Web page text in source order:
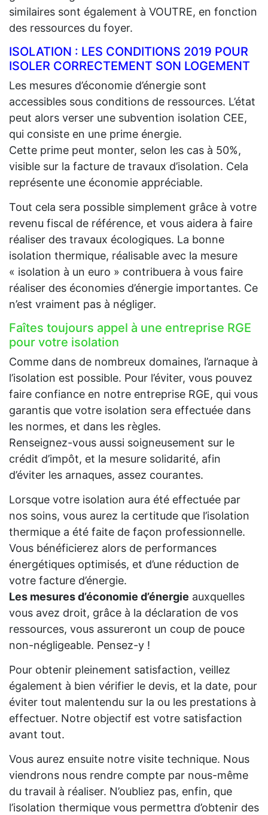
similaires sont également à VOUTRE, en fonction
des ressources du foyer.
ISOLATION : LES CONDITIONS 2019 POUR
ISOLER CORRECTEMENT SON LOGEMENT
Les mesures d’économie d’énergie sont
accessibles sous conditions de ressources. L’état
peut alors verser une subvention isolation CEE,
qui consiste en une prime énergie.
Cette prime peut monter, selon les cas à 50%,
visible sur la facture de travaux d’isolation. Cela
représente une économie appréciable.
Tout cela sera possible simplement grâce à votre
revenu fiscal de référence, et vous aidera à faire
réaliser des travaux écologiques. La bonne
isolation thermique, réalisable avec la mesure
« isolation à un euro » contribuera à vous faire
réaliser des économies d’énergie importantes. Ce
n’est vraiment pas à négliger.
Faîtes toujours appel à une entreprise RGE
pour votre isolation
Comme dans de nombreux domaines, l’arnaque à
l’isolation est possible. Pour l’éviter, vous pouvez
faire confiance en notre entreprise RGE, qui vous
garantis que votre isolation sera effectuée dans
les normes, et dans les règles.
Renseignez-vous aussi soigneusement sur le
crédit d’impôt, et la mesure solidarité, afin
d’éviter les arnaques, assez courantes.
Lorsque votre isolation aura été effectuée par
nos soins, vous aurez la certitude que l’isolation
thermique a été faite de façon professionnelle.
Vous bénéficierez alors de performances
énergétiques optimisés, et d’une réduction de
votre facture d’énergie.
Les mesures d’économie d’énergie auxquelles
vous avez droit, grâce à la déclaration de vos
ressources, vous assureront un coup de pouce
non-négligeable. Pensez-y !
Pour obtenir pleinement satisfaction, veillez
également à bien vérifier le devis, et la date, pour
éviter tout malentendu sur la ou les prestations à
effectuer. Notre objectif est votre satisfaction
avant tout.
Vous aurez ensuite notre visite technique. Nous
viendrons nous rendre compte par nous-même
du travail à réaliser. N’oubliez pas, enfin, que
l’isolation thermique vous permettra d’obtenir des